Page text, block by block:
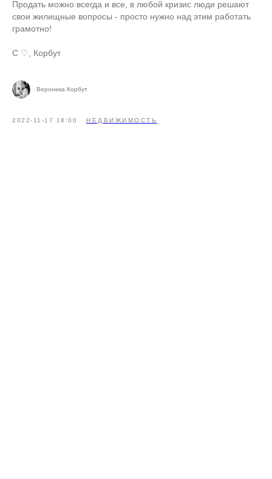
Продать можно всегда и все, в любой кризис люди решают
свои жилищные вопросы - просто нужно над этим работать
грамотно!
С ♡, Корбут
Вероника Корбут
2022-11-17 18:00 НЕДВИЖИМОСТЬ